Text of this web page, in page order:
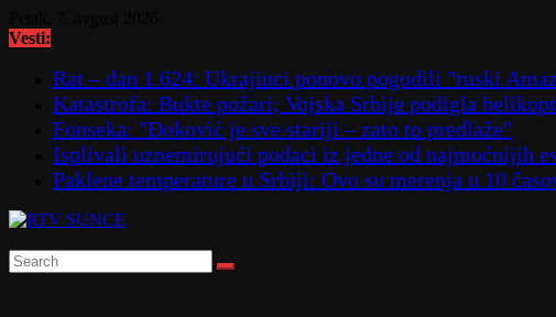
to
Vesti:
Rat – dan 1.624: Ukrajinci ponovo pogodili "ruski
Katastrofa: Bukte požari; Vojska Srbije podigla
Fonseka: "Đoković je sve stariji – zato to predlaže"
Isplivali uznemirujući podaci iz jedne od najmoćnijih
Paklene temperature u Srbiji: Ovo su merenja u 10